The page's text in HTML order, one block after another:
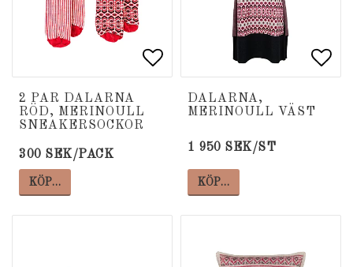
Lägg till i
Lägg till i
2 PAR DALARNA
RÖD, MERINOULL
SNEAKERSOCKOR
300 SEK/PACK
KÖP…
DALARNA,
MERINOULL VÄST
1 950 SEK/ST
KÖP…